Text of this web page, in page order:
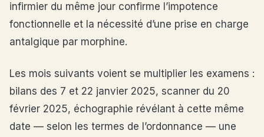
infirmier du même jour confirme l’impotence
fonctionnelle et la nécessité d’une prise en charge
antalgique par morphine.
Les mois suivants voient se multiplier les examens :
bilans des 7 et 22 janvier 2025, scanner du 20
février 2025, échographie révélant à cette même
date — selon les termes de l’ordonnance — une